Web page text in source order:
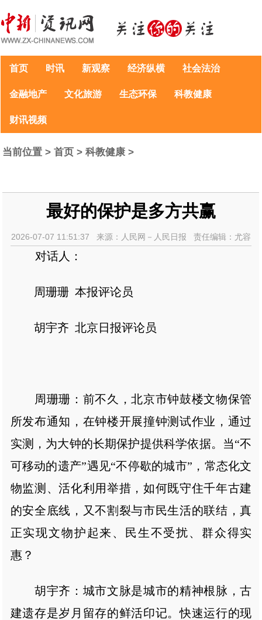
首页 时讯 新观察 经济纵横 社会法治
金融地产 文化旅游 生态环保 科教健康
财讯视频
当前位置 >首页 >科教健康 >
最好的保护是多方共赢
2026-07-07 11:51:37 来源：人民网－人民日报 责任编辑：尤容
对话人：
周珊珊 本报评论员
胡宇齐 北京日报评论员
周珊珊：前不久，北京市钟鼓楼文物保管
所发布通知，在钟楼开展撞钟测试作业，通过
实测，为大钟的长期保护提供科学依据。当“不
可移动的遗产”遇见“不停歇的城市”，常态化文
物监测、活化利用举措，如何既守住千年古建
的安全底线，又不割裂与市民生活的联结，真
正实现文物护起来、民生不受扰、群众得实
惠？
胡宇齐：城市文脉是城市的精神根脉，古
建遗存是岁月留存的鲜活印记。快速运行的现